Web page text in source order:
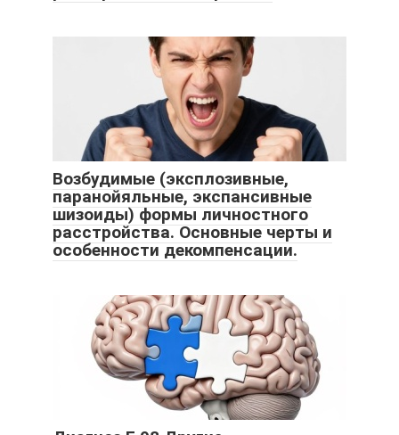
Возбудимые (эксплозивные,
паранойяльные, экспансивные
шизоиды) формы личностного
расстройства. Основные черты и
особенности декомпенсации.